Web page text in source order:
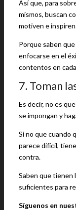
Así que, para
mismos, buscan
motiven e
Porque saben
enfocarse en el
contentos en
7. Toman
Es decir, no es
se impongan y
Si no que cuando
parece difícil,
contra.
Saben que tienen
suficientes para
Síguenos en